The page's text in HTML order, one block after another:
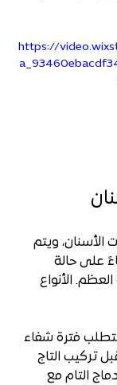
https://
الأسنان، ويتم
على حالة
الأنواع
فترة شفاء
قبل تركيب التاج
التام مع